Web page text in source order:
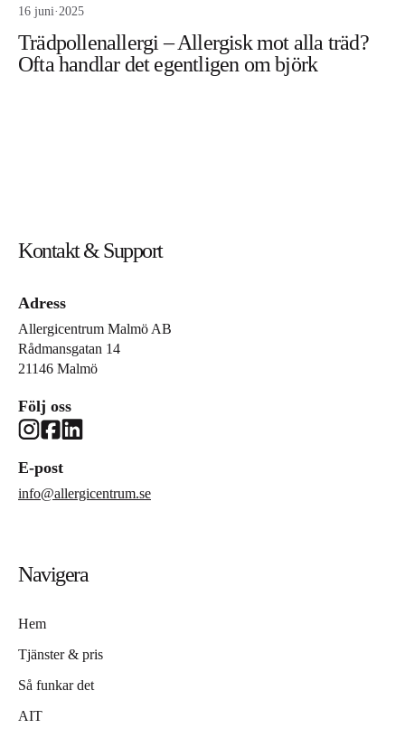
16 juni·2025
Trädpollenallergi – Allergisk mot alla träd?
Ofta handlar det egentligen om björk
Kontakt & Support
Adress
Allergicentrum Malmö AB
Rådmansgatan 14
21146 Malmö
Följ oss
E-post
info@allergicentrum.se
Navigera
Hem
Tjänster & pris
Så funkar det
AIT